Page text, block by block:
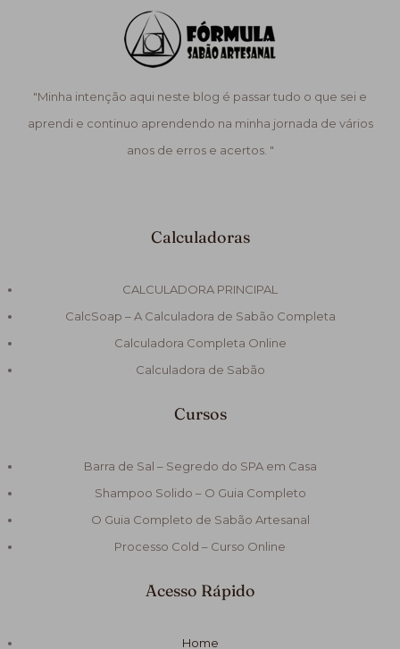
"Minha intenção aqui neste blog é passar tudo o que sei e
aprendi e continuo aprendendo na minha jornada de vários
anos de erros e acertos. "
Calculadoras
CALCULADORA PRINCIPAL
CalcSoap – A Calculadora de Sabão Completa
Calculadora Completa Online
Calculadora de Sabão
Cursos
Barra de Sal – Segredo do SPA em Casa
Shampoo Solido – O Guia Completo
O Guia Completo de Sabão Artesanal
Processo Cold – Curso Online
Acesso Rápido
Home